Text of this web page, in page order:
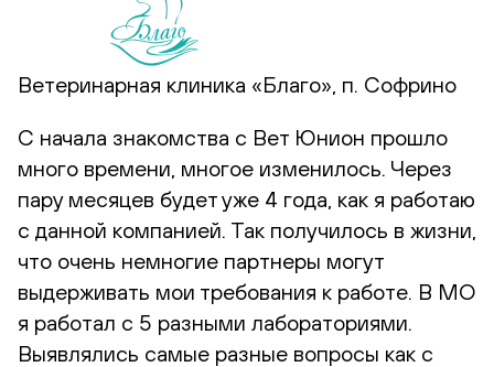
Ветеринарная клиника «Благо», п. Софрино
С начала знакомства с Вет Юнион прошло
много времени, многое изменилось. Через
пару месяцев будет уже 4 года, как я работаю
с данной компанией. Так получилось в жизни,
что очень немногие партнеры могут
выдерживать мои требования к работе. В МО
я работал с 5 разными лабораториями.
Выявлялись самые разные вопросы как с